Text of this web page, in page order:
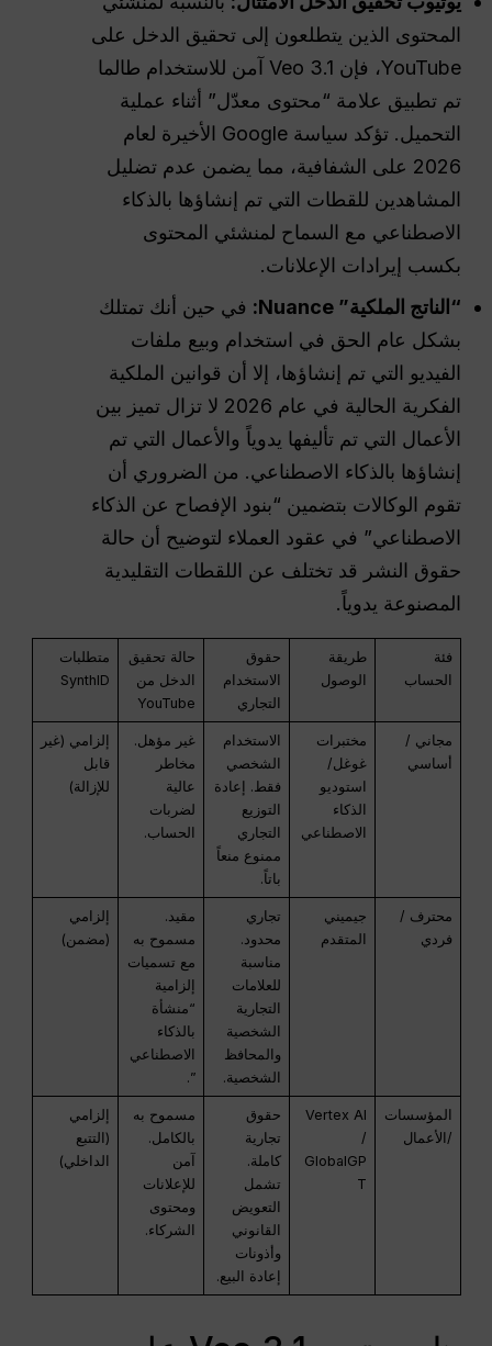
المحتوى الذين يتطلعون إلى تحقيق الدخل على
YouTube، فإن Veo 3.1 آمن للاستخدام طالما
تم تطبيق علامة “محتوى معدّل” أثناء عملية
التحميل. تؤكد سياسة Google الأخيرة لعام
2026 على الشفافية، مما يضمن عدم تضليل
المشاهدين للقطات التي تم إنشاؤها بالذكاء
الاصطناعي مع السماح لمنشئي المحتوى
بكسب إيرادات الإعلانات.
“ الناتج الملكية” Nuance:
في حين أنك تمتلك
بشكل عام الحق في استخدام وبيع ملفات
الفيديو التي تم إنشاؤها، إلا أن قوانين الملكية
الفكرية الحالية في عام 2026 لا تزال تميز بين
الأعمال التي تم تأليفها يدوياً والأعمال التي تم
إنشاؤها بالذكاء الاصطناعي. من الضروري أن
تقوم الوكالات بتضمين “بنود الإفصاح عن الذكاء
الاصطناعي” في عقود العملاء لتوضيح أن حالة
حقوق النشر قد تختلف عن اللقطات التقليدية
المصنوعة يدوياً.
فئة
الحساب
طريقة
الوصول
حقوق
الاستخدام
التجاري
حالة تحقيق
الدخل من
YouTube
متطلبات
SynthID
مجاني /
أساسي
مختبرات
غوغل/
استوديو
الذكاء
الاصطناعي
الاستخدام
الشخصي
فقط. إعادة
التوزيع
التجاري
ممنوع منعاً
باتاً.
غير مؤهل.
مخاطر
عالية
لضربات
الحساب.
إلزامي (غير
قابل
للإزالة)
محترف /
فردي
جيميني
المتقدم
تجاري
محدود.
مناسبة
للعلامات
التجارية
الشخصية
والمحافظ
الشخصية.
مقيد.
مسموح به
مع تسميات
إلزامية
“منشأة
بالذكاء
الاصطناعي
”.
إلزامي
(مضمن)
المؤسسات
/الأعمال
Vertex AI
/
GlobalGP
T
حقوق
تجارية
كاملة.
تشمل
التعويض
القانوني
وأذونات
إعادة البيع.
مسموح به
بالكامل.
آمن
للإعلانات
ومحتوى
الشركاء.
إلزامي
(التتبع
الداخلي)